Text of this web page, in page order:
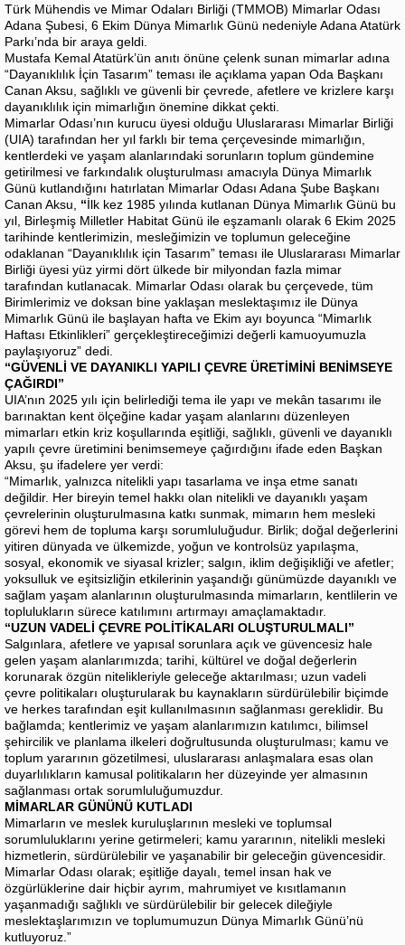
Türk Mühendis ve Mimar Odaları Birliği (TMMOB) Mimarlar Odası
Adana Şubesi, 6 Ekim Dünya Mimarlık Günü nedeniyle Adana Atatürk
Parkı’nda bir araya geldi.
Mustafa Kemal Atatürk’ün anıtı önüne çelenk sunan mimarlar adına
“Dayanıklılık İçin Tasarım” teması ile açıklama yapan Oda Başkanı
Canan Aksu, sağlıklı ve güvenli bir çevrede, afetlere ve krizlere karşı
dayanıklılık için mimarlığın önemine dikkat çekti.
Mimarlar Odası’nın kurucu üyesi olduğu Uluslararası Mimarlar Birliği
(UIA) tarafından her yıl farklı bir tema çerçevesinde mimarlığın,
kentlerdeki ve yaşam alanlarındaki sorunların toplum gündemine
getirilmesi ve farkındalık oluşturulması amacıyla Dünya Mimarlık
Günü kutlandığını hatırlatan Mimarlar Odası Adana Şube Başkanı
Canan Aksu, “İlk kez 1985 yılında kutlanan Dünya Mimarlık Günü bu
yıl, Birleşmiş Milletler Habitat Günü ile eşzamanlı olarak 6 Ekim 2025
tarihinde kentlerimizin, mesleğimizin ve toplumun geleceğine
odaklanan “Dayanıklılık için Tasarım” teması ile Uluslararası Mimarlar
Birliği üyesi yüz yirmi dört ülkede bir milyondan fazla mimar
tarafından kutlanacak. Mimarlar Odası olarak bu çerçevede, tüm
Birimlerimiz ve doksan bine yaklaşan meslektaşımız ile Dünya
Mimarlık Günü ile başlayan hafta ve Ekim ayı boyunca “Mimarlık
Haftası Etkinlikleri” gerçekleştireceğimizi değerli kamuoyumuzla
paylaşıyoruz” dedi.
“GÜVENLİ VE DAYANIKLI YAPILI ÇEVRE ÜRETİMİNİ BENİMSEYE
ÇAĞIRDI”
UIA’nın 2025 yılı için belirlediği tema ile yapı ve mekân tasarımı ile
barınaktan kent ölçeğine kadar yaşam alanlarını düzenleyen
mimarları etkin kriz koşullarında eşitliği, sağlıklı, güvenli ve dayanıklı
yapılı çevre üretimini benimsemeye çağırdığını ifade eden Başkan
Aksu, şu ifadelere yer verdi:
“Mimarlık, yalnızca nitelikli yapı tasarlama ve inşa etme sanatı
değildir. Her bireyin temel hakkı olan nitelikli ve dayanıklı yaşam
çevrelerinin oluşturulmasına katkı sunmak, mimarın hem mesleki
görevi hem de topluma karşı sorumluluğudur. Birlik; doğal değerlerini
yitiren dünyada ve ülkemizde, yoğun ve kontrolsüz yapılaşma,
sosyal, ekonomik ve siyasal krizler; salgın, iklim değişikliği ve afetler;
yoksulluk ve eşitsizliğin etkilerinin yaşandığı günümüzde dayanıklı ve
sağlam yaşam alanlarının oluşturulmasında mimarların, kentlilerin ve
toplulukların sürece katılımını artırmayı amaçlamaktadır.
“UZUN VADELİ ÇEVRE POLİTİKALARI OLUŞTURULMALI”
Salgınlara, afetlere ve yapısal sorunlara açık ve güvencesiz hale
gelen yaşam alanlarımızda; tarihi, kültürel ve doğal değerlerin
korunarak özgün nitelikleriyle geleceğe aktarılması; uzun vadeli
çevre politikaları oluşturularak bu kaynakların sürdürülebilir biçimde
ve herkes tarafından eşit kullanılmasının sağlanması gereklidir. Bu
bağlamda; kentlerimiz ve yaşam alanlarımızın katılımcı, bilimsel
şehircilik ve planlama ilkeleri doğrultusunda oluşturulması; kamu ve
toplum yararının gözetilmesi, uluslararası anlaşmalara esas olan
duyarlılıkların kamusal politikaların her düzeyinde yer almasının
sağlanması ortak sorumluluğumuzdur.
MİMARLAR GÜNÜNÜ KUTLADI
Mimarların ve meslek kuruluşlarının mesleki ve toplumsal
sorumluluklarını yerine getirmeleri; kamu yararının, nitelikli mesleki
hizmetlerin, sürdürülebilir ve yaşanabilir bir geleceğin güvencesidir.
Mimarlar Odası olarak; eşitliğe dayalı, temel insan hak ve
özgürlüklerine dair hiçbir ayrım, mahrumiyet ve kısıtlamanın
yaşanmadığı sağlıklı ve sürdürülebilir bir gelecek dileğiyle
meslektaşlarımızın ve toplumumuzun Dünya Mimarlık Günü’nü
kutluyoruz.”